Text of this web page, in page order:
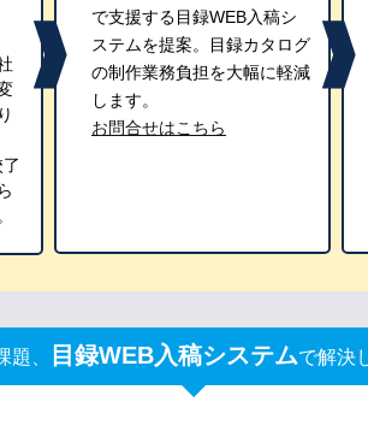
で支援する目録WEB入稿シ
ステムを提案。目録カタログ
の制作業務負担を大幅に軽減
します。
お問合せはこちら
題、 目録WEB入稿システムで解決